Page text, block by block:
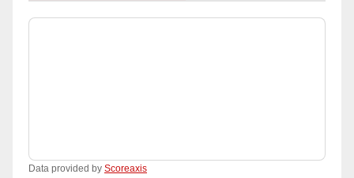
Data provided by Scoreaxis